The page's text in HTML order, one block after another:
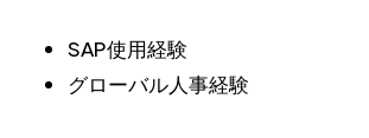
SAP使用経験
グローバル人事経験